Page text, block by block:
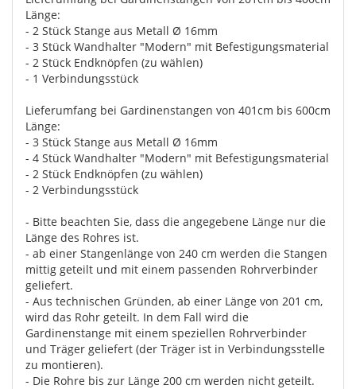
Länge:
- 2 Stück Stange aus Metall Ø 16mm
- 3 Stück Wandhalter "Modern" mit Befestigungsmaterial
- 2 Stück Endknöpfen (zu wählen)
- 1 Verbindungsstück
Lieferumfang bei Gardinenstangen von 401cm bis 600cm
Länge:
- 3 Stück Stange aus Metall Ø 16mm
- 4 Stück Wandhalter "Modern" mit Befestigungsmaterial
- 2 Stück Endknöpfen (zu wählen)
- 2 Verbindungsstück
- Bitte beachten Sie, dass die angegebene Länge nur die
Länge des Rohres ist.
- ab einer Stangenlänge von 240 cm werden die Stangen
mittig geteilt und mit einem passenden Rohrverbinder
geliefert.
- Aus technischen Gründen, ab einer Länge von 201 cm,
wird das Rohr geteilt. In dem Fall wird die
Gardinenstange mit einem speziellen Rohrverbinder
und Träger geliefert (der Träger ist in Verbindungsstelle
zu montieren).
- Die Rohre bis zur Länge 200 cm werden nicht geteilt.